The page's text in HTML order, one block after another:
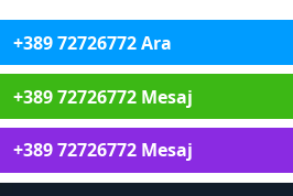
+389 72726772 Ara
+389 72726772 Mesaj
+389 72726772 Mesaj